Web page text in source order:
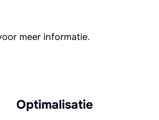
meer informatie.
Optimalisatie